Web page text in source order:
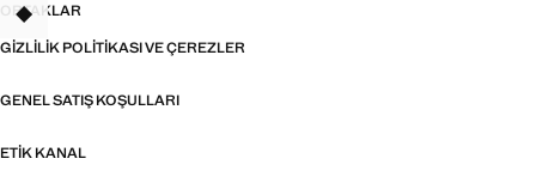
ORTAKLAR
GIZLILIK POLITIKASI VE ÇEREZLER
GENEL SATIŞ KOŞULLARI
ETIK KANAL